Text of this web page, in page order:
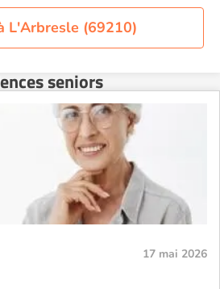
senior Nîmes
senior Orléans
senior Perpignan
senior Rennes
senior Strasbourg
senior Toulouse
L'Arbresle (69210)
seniors
17 mai 2026